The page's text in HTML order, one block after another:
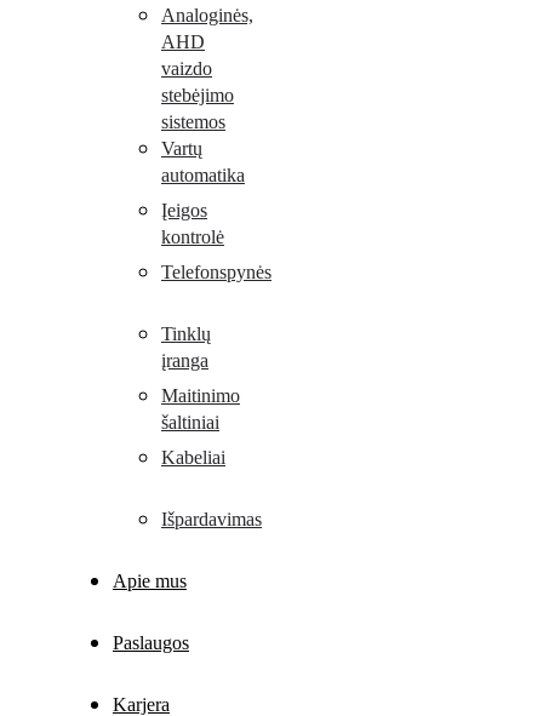
Analoginės,
AHD
vaizdo
stebėjimo
sistemos
Vartų
automatika
Įeigos
kontrolė
Telefonspynės
Tinklų
įranga
Maitinimo
šaltiniai
Kabeliai
Išpardavimas
Apie mus
Paslaugos
Karjera